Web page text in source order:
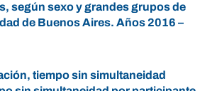
según sexo y grandes grupos de
de Buenos Aires. Años 2016 –
tiempo sin simultaneidad